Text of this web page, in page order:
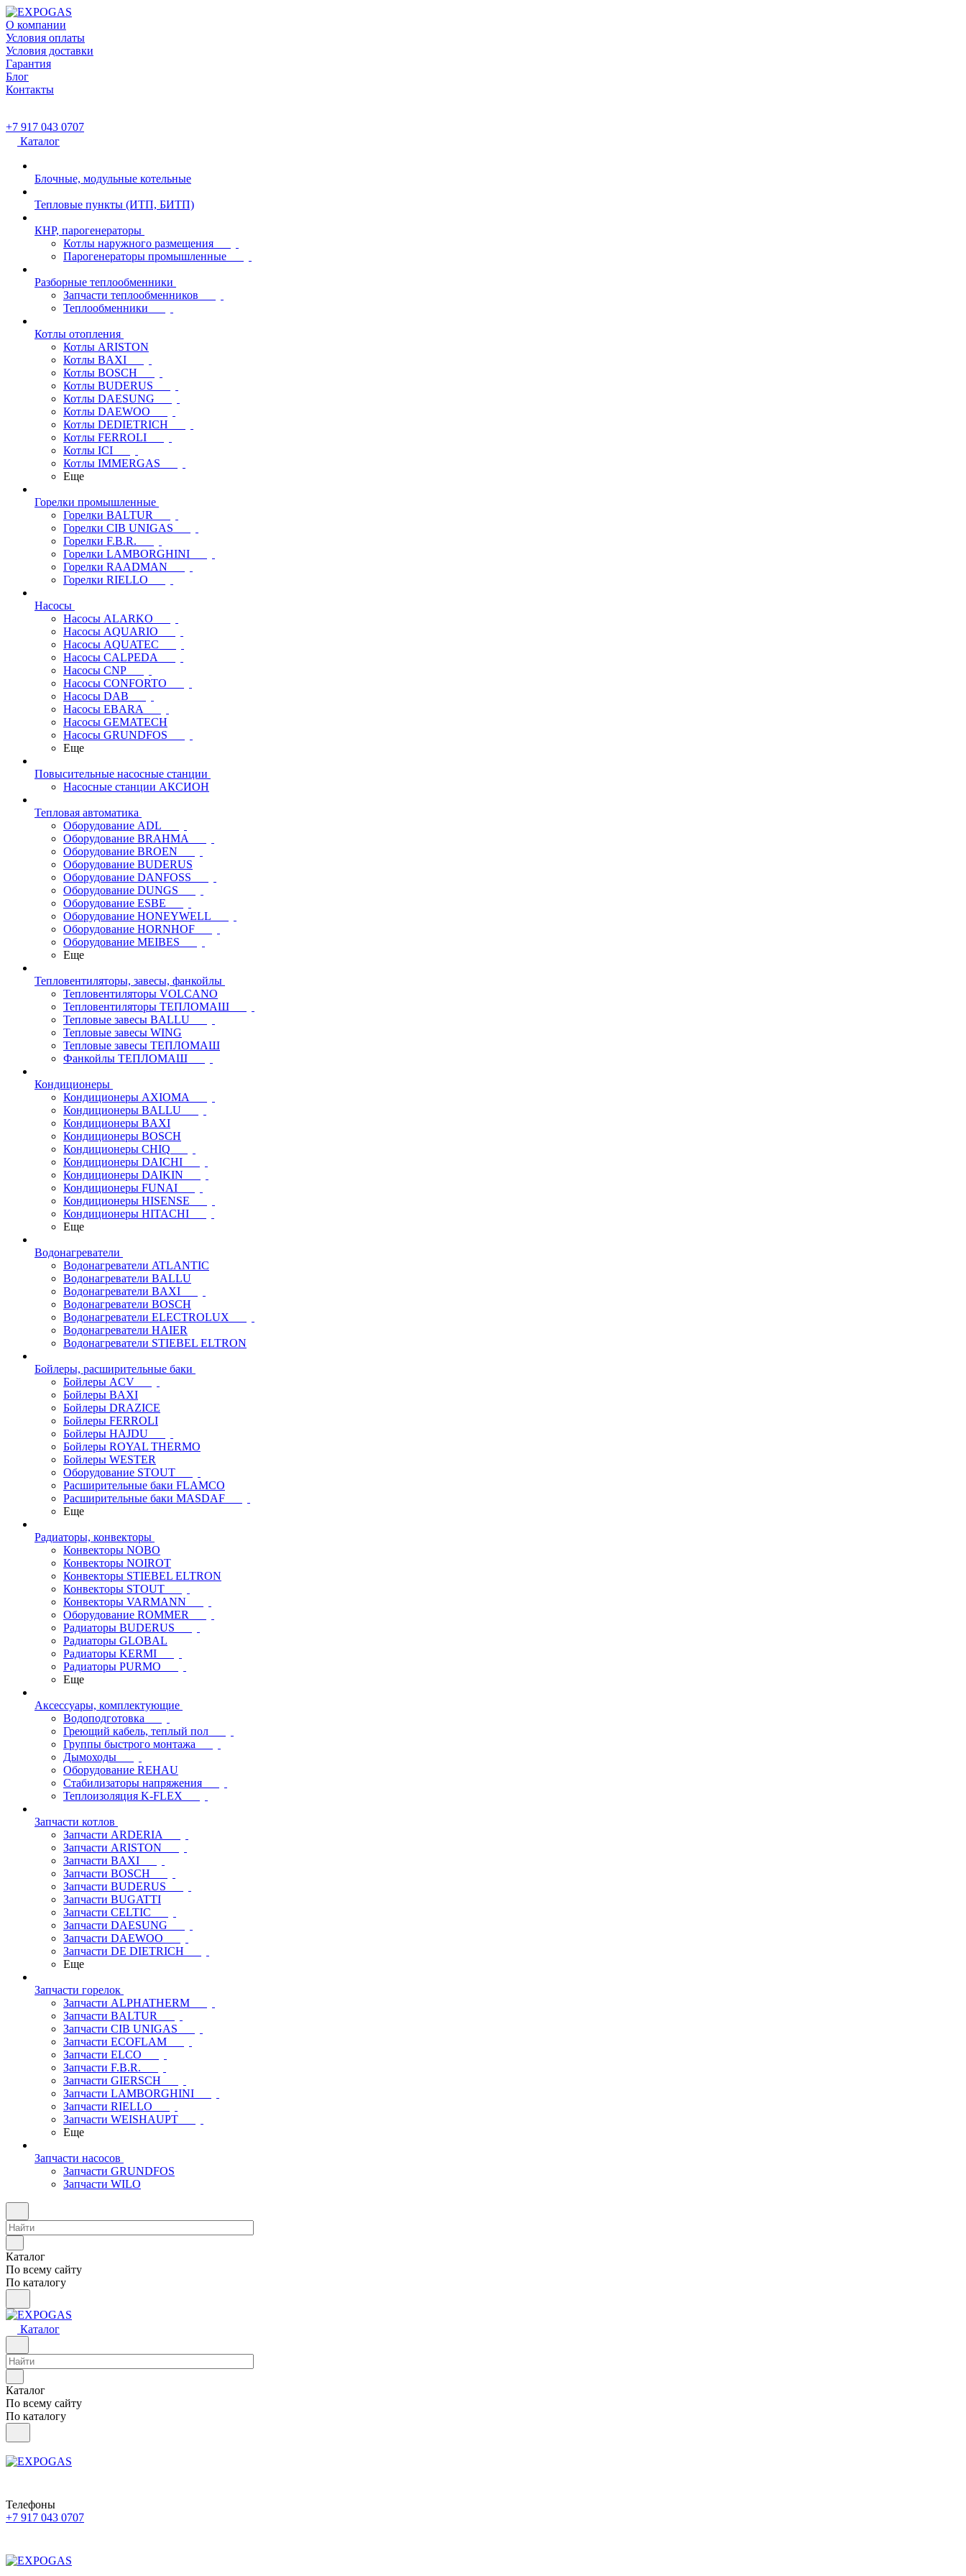
О компании
Условия оплаты
Условия доставки
Гарантия
Блог
Контакты
+7 917 043 0707
Каталог
Блочные, модульные котельные
Тепловые пункты (ИТП, БИТП)
КНР, парогенераторы
Котлы наружного размещения
Парогенераторы промышленные
Разборные теплообменники
Запчасти теплообменников
Теплообменники
Котлы отопления
Котлы ARISTON
Котлы BAXI
Котлы BOSCH
Котлы BUDERUS
Котлы DAESUNG
Котлы DAEWOO
Котлы DEDIETRICH
Котлы FERROLI
Котлы ICI
Котлы IMMERGAS
Еще
Горелки промышленные
Горелки BALTUR
Горелки CIB UNIGAS
Горелки F.B.R.
Горелки LAMBORGHINI
Горелки RAADMAN
Горелки RIELLO
Насосы
Насосы ALARKO
Насосы AQUARIO
Насосы AQUATEC
Насосы CALPEDA
Насосы CNP
Насосы CONFORTO
Насосы DAB
Насосы EBARA
Насосы GEMATECH
Насосы GRUNDFOS
Еще
Повысительные насосные станции
Насосные станции АКСИОН
Тепловая автоматика
Оборудование ADL
Оборудование BRAHMA
Оборудование BROEN
Оборудование BUDERUS
Оборудование DANFOSS
Оборудование DUNGS
Оборудование ESBE
Оборудование HONEYWELL
Оборудование HORNHOF
Оборудование MEIBES
Еще
Тепловентиляторы, завесы, фанкойлы
Тепловентиляторы VOLCANO
Тепловентиляторы ТЕПЛОМАШ
Тепловые завесы BALLU
Тепловые завесы WING
Тепловые завесы ТЕПЛОМАШ
Фанкойлы ТЕПЛОМАШ
Кондиционеры
Кондиционеры AXIOMA
Кондиционеры BALLU
Кондиционеры BAXI
Кондиционеры BOSCH
Кондиционеры CHIQ
Кондиционеры DAICHI
Кондиционеры DAIKIN
Кондиционеры FUNAI
Кондиционеры HISENSE
Кондиционеры HITACHI
Еще
Водонагреватели
Водонагреватели ATLANTIC
Водонагреватели BALLU
Водонагреватели BAXI
Водонагреватели BOSCH
Водонагреватели ELECTROLUX
Водонагреватели HAIER
Водонагреватели STIEBEL ELTRON
Бойлеры, расширительные баки
Бойлеры ACV
Бойлеры BAXI
Бойлеры DRAZICE
Бойлеры FERROLI
Бойлеры HAJDU
Бойлеры ROYAL THERMO
Бойлеры WESTER
Оборудование STOUT
Расширительные баки FLAMCO
Расширительные баки MASDAF
Еще
Радиаторы, конвекторы
Конвекторы NOBO
Конвекторы NOIROT
Конвекторы STIEBEL ELTRON
Конвекторы STOUT
Конвекторы VARMANN
Оборудование ROMMER
Радиаторы BUDERUS
Радиаторы GLOBAL
Радиаторы KERMI
Радиаторы PURMO
Еще
Аксессуары, комплектующие
Водоподготовка
Греющий кабель, теплый пол
Группы быстрого монтажа
Дымоходы
Оборудование REHAU
Стабилизаторы напряжения
Теплоизоляция K-FLEX
Запчасти котлов
Запчасти ARDERIA
Запчасти ARISTON
Запчасти BAXI
Запчасти BOSCH
Запчасти BUDERUS
Запчасти BUGATTI
Запчасти CELTIC
Запчасти DAESUNG
Запчасти DAEWOO
Запчасти DE DIETRICH
Еще
Запчасти горелок
Запчасти ALPHATHERM
Запчасти BALTUR
Запчасти CIB UNIGAS
Запчасти ECOFLAM
Запчасти ELCO
Запчасти F.B.R.
Запчасти GIERSCH
Запчасти LAMBORGHINI
Запчасти RIELLO
Запчасти WEISHAUPT
Еще
Запчасти насосов
Запчасти GRUNDFOS
Запчасти WILO
Каталог
По всему сайту
По каталогу
Каталог
Каталог
По всему сайту
По каталогу
Телефоны
+7 917 043 0707